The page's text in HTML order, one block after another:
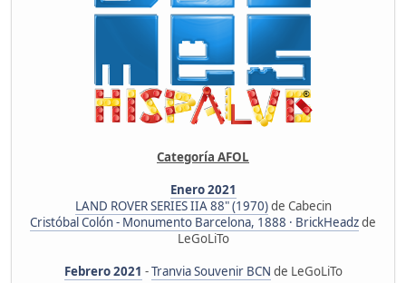
Categoría AFOL
Enero 2021
LAND ROVER SERIES IIA 88" (1970)de Cabecin
Cristóbal Colón - Monumento Barcelona, 1888 · BrickHeadzde
LeGoLiTo
Febrero 2021 -Tranvia Souvenir BCN de LeGoLiTo